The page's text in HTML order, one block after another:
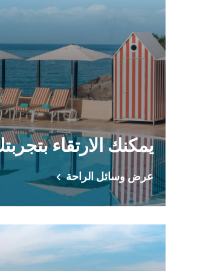
يمكنك الارتقاء
عرض وسائل الراحة